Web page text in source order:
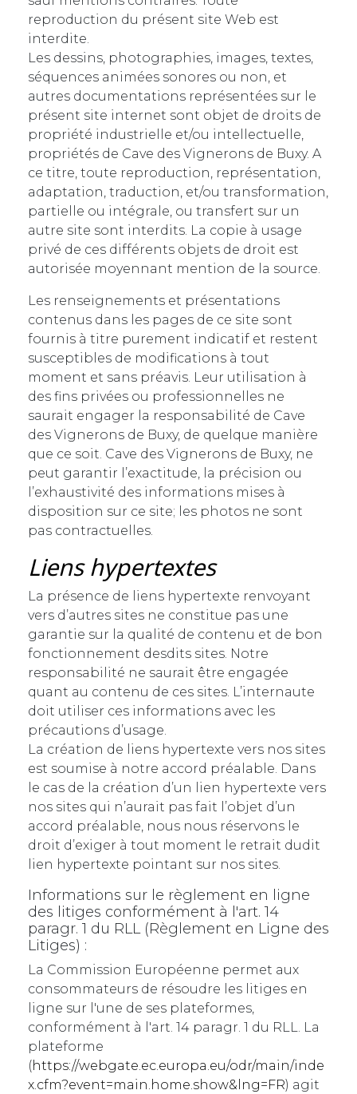
reproduction du présent site Web est
interdite.
Les dessins, photographies, images, textes,
séquences animées sonores ou non, et
autres documentations représentées sur le
présent site internet sont objet de droits de
propriété industrielle et/ou intellectuelle,
propriétés de Cave des Vignerons de Buxy. A
ce titre, toute reproduction, représentation,
adaptation, traduction, et/ou transformation,
partielle ou intégrale, ou transfert sur un
autre site sont interdits. La copie à usage
privé de ces différents objets de droit est
autorisée moyennant mention de la source.
Les renseignements et présentations
contenus dans les pages de ce site sont
fournis à titre purement indicatif et restent
susceptibles de modifications à tout
moment et sans préavis. Leur utilisation à
des fins privées ou professionnelles ne
saurait engager la responsabilité de Cave
des Vignerons de Buxy, de quelque manière
que ce soit. Cave des Vignerons de Buxy, ne
peut garantir l’exactitude, la précision ou
l’exhaustivité des informations mises à
disposition sur ce site; les photos ne sont
pas contractuelles.
Liens hypertextes
La présence de liens hypertexte renvoyant
vers d’autres sites ne constitue pas une
garantie sur la qualité de contenu et de bon
fonctionnement desdits sites. Notre
responsabilité ne saurait être engagée
quant au contenu de ces sites. L’internaute
doit utiliser ces informations avec les
précautions d’usage.
La création de liens hypertexte vers nos sites
est soumise à notre accord préalable. Dans
le cas de la création d’un lien hypertexte vers
nos sites qui n’aurait pas fait l’objet d’un
accord préalable, nous nous réservons le
droit d’exiger à tout moment le retrait dudit
lien hypertexte pointant sur nos sites.
Informations sur le règlement en ligne
des litiges conformément à l'art. 14
paragr. 1 du RLL (Règlement en Ligne des
Litiges) :
La Commission Européenne permet aux
consommateurs de résoudre les litiges en
ligne sur l'une de ses plateformes,
conformément à l'art. 14 paragr. 1 du RLL. La
plateforme
(https://webgate.ec.europa.eu/odr/main/inde
x.cfm?event=main.home.show&lng=FR) agit